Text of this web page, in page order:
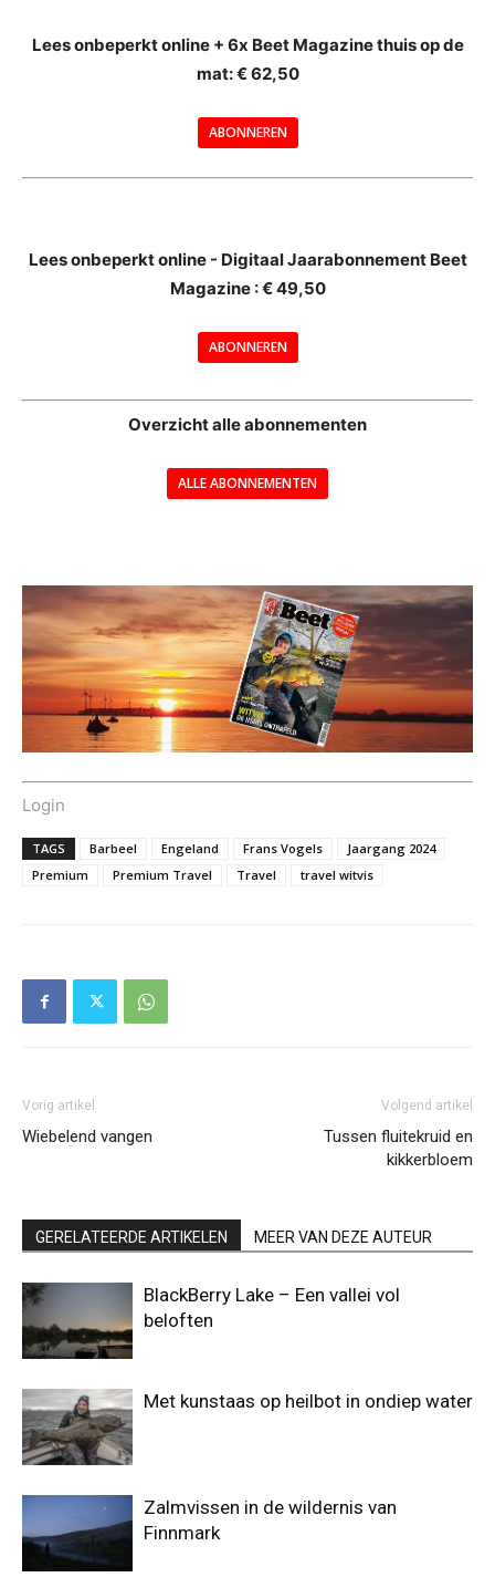
Lees onbeperkt online + 6x Beet Magazine thuis op de
mat: € 62,50
ABONNEREN
Lees onbeperkt online - Digitaal Jaarabonnement Beet
Magazine : € 49,50
ABONNEREN
Overzicht alle abonnementen
ALLE ABONNEMENTEN
Login
TAGS Barbeel Engeland Frans Vogels
Jaargang 2024
Premium
Premium Travel Travel travel witvis
Vorig artikel
Wiebelend vangen
Volgend artikel
Tussen fluitekruid en
kikkerbloem
GERELATEERDE ARTIKELEN MEER VAN DEZE AUTEUR
BlackBerry Lake – Een vallei vol
beloften
Met kunstaas op heilbot in ondiep water
Zalmvissen in de wildernis van
Finnmark